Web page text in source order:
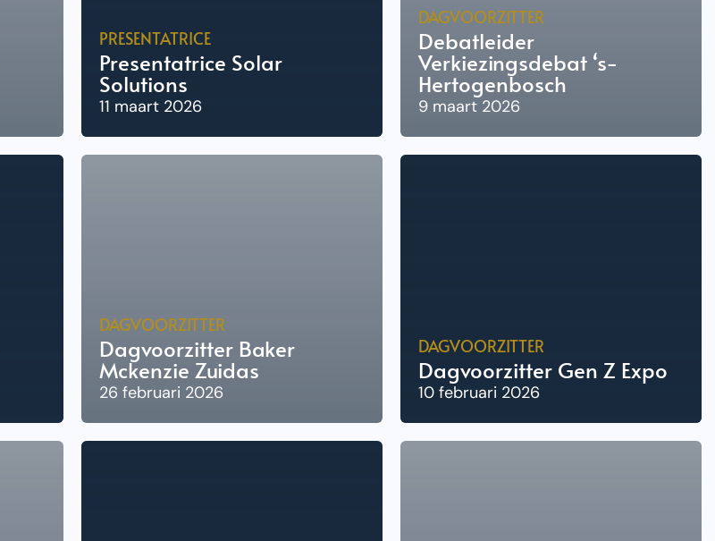
PRESENTATRICE
Presentatrice Solar
Solutions
11 maart 2026
DAGVOORZITTER
Debatleider
Verkiezingsdebat ‘s-
Hertogenbosch
9 maart 2026
DAGVOORZITTER
Dagvoorzitter Baker
Mckenzie Zuidas
26 februari 2026
DAGVOORZITTER
Dagvoorzitter Gen Z Expo
10 februari 2026